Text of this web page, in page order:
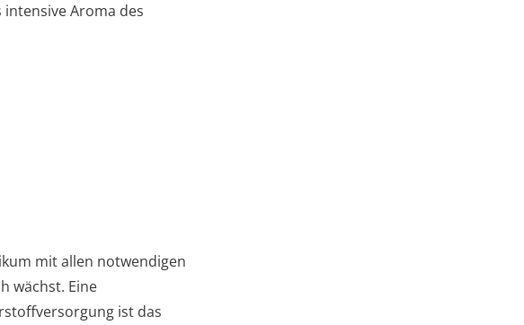
Aroma des
mit allen notwendigen
wächst. Eine
ist das